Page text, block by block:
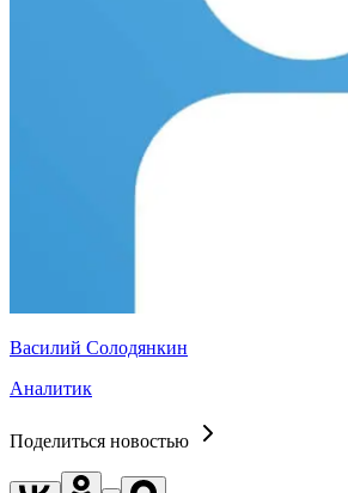
Василий Солодянкин
Аналитик
Поделиться новостью